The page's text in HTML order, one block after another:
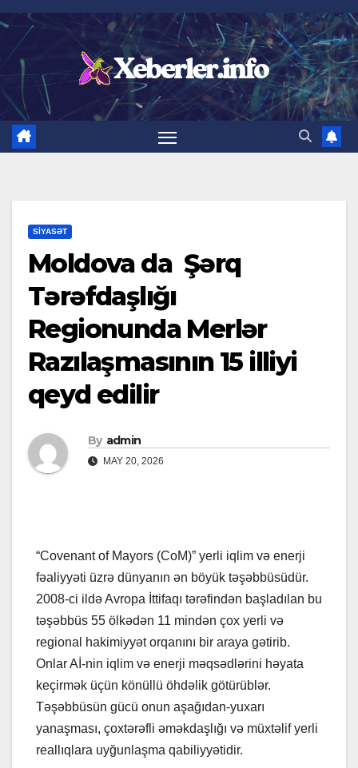
Skip
content
SIYASƏT
Moldova da Şərq
Tərəfdaşlığı
Regionunda Merlər
Razılaşmasının 15 illiyi
qeyd edilir
By admin
MAY 20, 2026
“Covenant of Mayors (CoM)” yerli iqlim və enerji
fəaliyyəti üzrə dünyanın ən böyük təşəbbüsüdür.
2008-ci ildə Avropa İttifaqı tərəfindən başladılan bu
təşəbbüs 55 ölkədən 11 mindən çox yerli və
regional hakimiyyət orqanını bir araya gətirib.
Onlar Aİ-nin iqlim və enerji məqsədlərini həyata
keçirmək üçün könüllü öhdəlik götürüblər.
Təşəbbüsün gücü onun aşağıdan-yuxarı
yanaşması, çoxtərəfli əməkdaşlığı və müxtəlif yerli
reallıqlara uyğunlaşma qabiliyyətidir.